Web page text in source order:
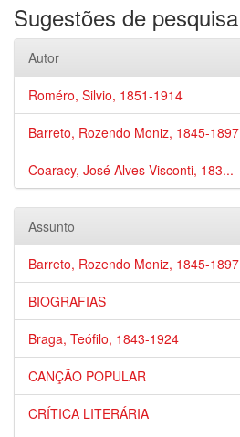
Sugestões de pesquisa
Autor
Roméro, Silvio, 1851-1914
Barreto, Rozendo Moniz, 1845-1897
Coaracy, José Alves Visconti, 183...
Assunto
Barreto, Rozendo Moniz, 1845-1897
BIOGRAFIAS
Braga, Teófilo, 1843-1924
CANÇÃO POPULAR
CRÍTICA LITERÁRIA